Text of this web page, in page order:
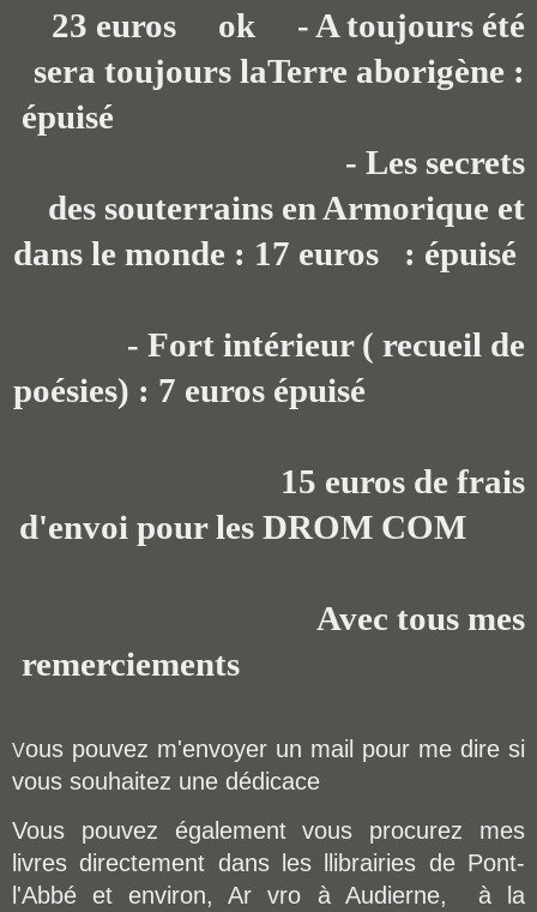
23 euros ok - A toujours été
sera toujours laTerre aborigène :
épuisé
- Les secrets
des souterrains en Armorique et
dans le monde : 17 euros : épuisé
- Fort intérieur ( recueil de
poésies) : 7 euros épuisé
15 euros de frais
d'envoi pour les DROM COM
Avec tous mes
remerciements
Vous pouvez m'envoyer un mail pour me dire si
vous souhaitez une dédicace
Vous pouvez également vous procurez mes
livres directement dans les llibrairies de Pont-
l'Abbé et environ, Ar vro à Audierne, à la